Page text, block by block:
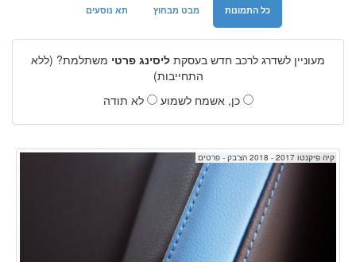
תא נוסעים מבט מבחוץ כל התמונות
מעוניין לשדרג לרכב חדש בעסקת ליסינג פרטי משתלמת? (ללא
התחייבות)
כן, אשמח לשמוע
לא תודה
קיה פיקנטו 2017 - 2018 הצ'בק - פרטים